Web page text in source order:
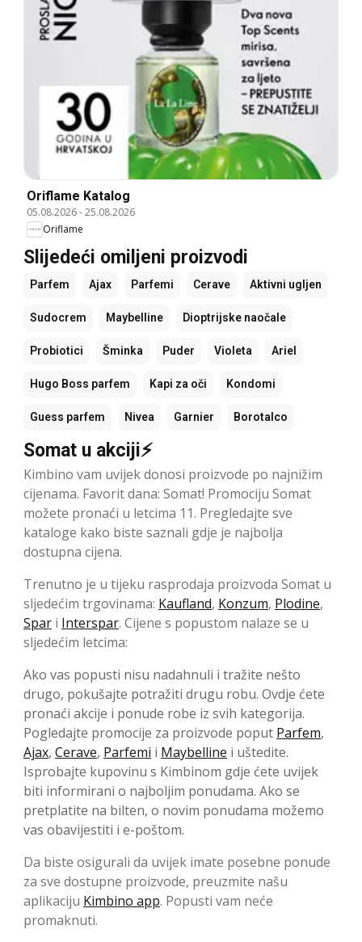
Oriflame Katalog
05.08.2026-25.08.2026
Oriflame
Slijedeći omiljeni proizvodi
Parfem Ajax Parfemi Cerave Aktivni ugljen
Sudocrem Maybelline Dioptrijske naočale
Probiotici Šminka Puder Violeta Ariel
Hugo Boss parfem Kapi za oči Kondomi
Guess parfem Nivea Garnier Borotalco
Somat u akciji⚡
Kimbino vam uvijek donosi proizvode po najnižim
cijenama. Favorit dana: Somat! Promociju Somat
možete pronaći u letcima 11. Pregledajte sve
kataloge kako biste saznali gdje je najbolja
dostupna cijena.
Trenutno je u tijeku rasprodaja proizvoda Somat u
sljedećim trgovinama: Kaufland, Konzum, Plodine,
Spar i Interspar. Cijene s popustom nalaze se u
sljedećim letcima:
Ako vas popusti nisu nadahnuli i tražite nešto
drugo, pokušajte potražiti drugu robu. Ovdje ćete
pronaći akcije i ponude robe iz svih kategorija.
Pogledajte promocije za proizvode poput Parfem,
Ajax, Cerave, Parfemi i Maybelline i uštedite.
Isprobajte kupovinu s Kimbinom gdje ćete uvijek
biti informirani o najboljim ponudama. Ako se
pretplatite na bilten, o novim ponudama možemo
vas obavijestiti i e-poštom.
Da biste osigurali da uvijek imate posebne ponude
za sve dostupne proizvode, preuzmite našu
aplikaciju Kimbino app. Popusti vam neće
promaknuti.